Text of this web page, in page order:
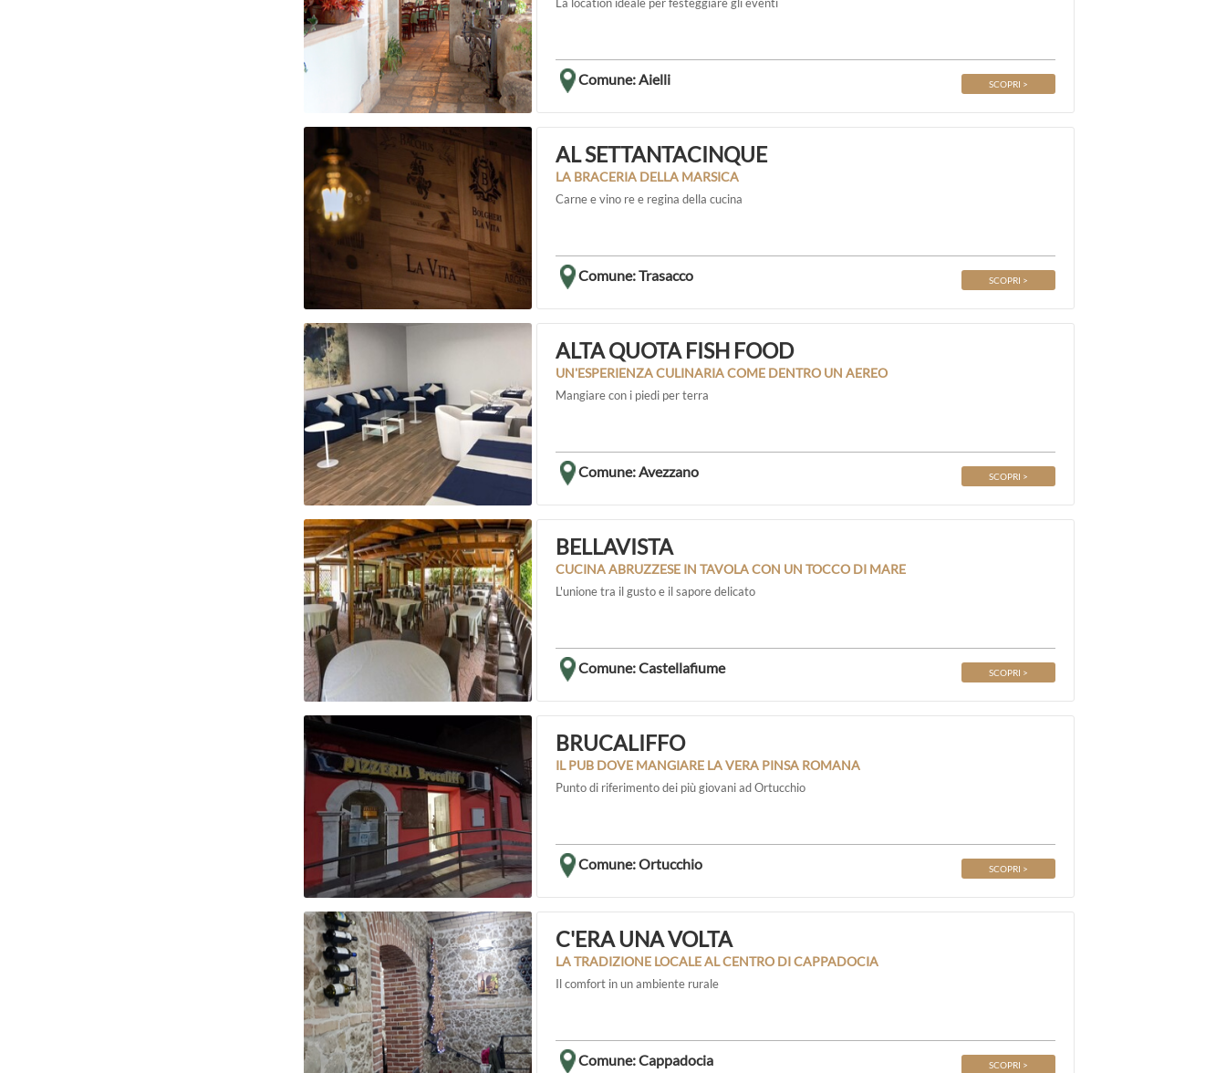
Comune: Aielli SCOPRI >
AL SETTANTACINQUE
LA BRACERIA DELLA MARSICA
Carne e vino re e regina della cucina
Comune: Trasacco SCOPRI >
ALTA QUOTA FISH FOOD
UN'ESPERIENZA CULINARIA COME DENTRO UN AEREO
Mangiare con i piedi per terra
Comune: Avezzano SCOPRI >
BELLAVISTA
CUCINA ABRUZZESE IN TAVOLA CON UN TOCCO DI MARE
L'unione tra il gusto e il sapore delicato
Comune: Castellafiume SCOPRI >
BRUCALIFFO
IL PUB DOVE MANGIARE LA VERA PINSA ROMANA
Punto di riferimento dei più giovani ad Ortucchio
Comune: Ortucchio SCOPRI >
C'ERA UNA VOLTA
LA TRADIZIONE LOCALE AL CENTRO DI CAPPADOCIA
Il comfort in un ambiente rurale
Comune: Cappadocia SCOPRI >